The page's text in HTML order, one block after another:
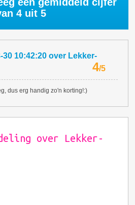
een gemiddeld cijfer
4 uit 5
30 10:42:20 over Lekker-
4/5
dus erg handig zo'n korting!:)
over Lekker-